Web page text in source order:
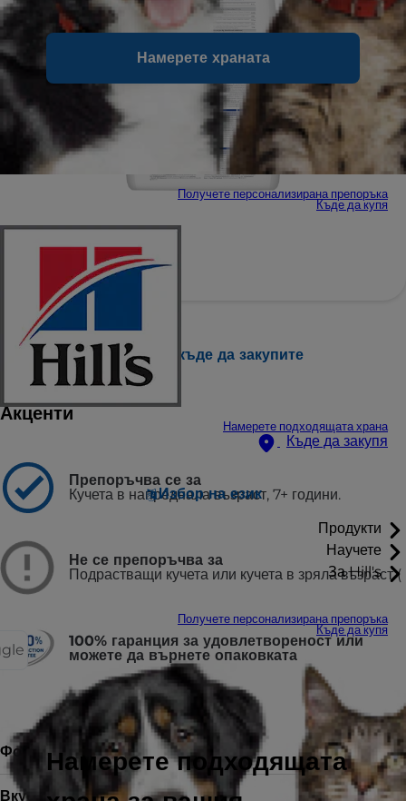
Намерете храната
Получете персонализирана препоръка
Къде да купя
Намерете подходящата храна
Къде да закупя
Избор на език
Продукти
Научете
За Hill's
Получете персонализирана препоръка
Къде да купя
Намерете подходящата
Намерете къде да закупите
Акценти
Препоръчва се за
Кучета в напреднала възраст, 7+ години.
Не се препоръчва за
Подрастващи кучета или кучета в зряла възраст (
100% гаранция за удовлетвореност или
можете да върнете опаковката
Форма на хранатаСуха храна
Вкус